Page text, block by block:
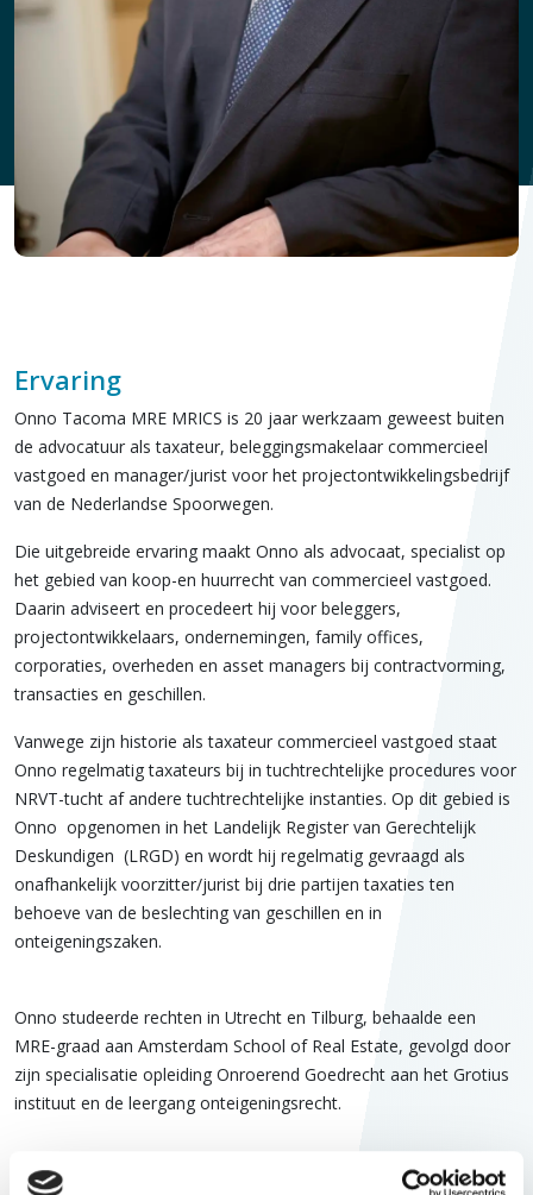
Ervaring
Onno Tacoma MRE MRICS is 20 jaar werkzaam geweest buiten
de advocatuur als taxateur, beleggingsmakelaar commercieel
vastgoed en manager/jurist voor het projectontwikkelingsbedrijf
van de Nederlandse Spoorwegen.
Die uitgebreide ervaring maakt Onno als advocaat, specialist op
het gebied van koop-en huurrecht van commercieel vastgoed.
Daarin adviseert en procedeert hij voor beleggers,
projectontwikkelaars, ondernemingen, family offices,
corporaties, overheden en asset managers bij contractvorming,
transacties en geschillen.
Vanwege zijn historie als taxateur commercieel vastgoed staat
Onno regelmatig taxateurs bij in tuchtrechtelijke procedures voor
NRVT-tucht af andere tuchtrechtelijke instanties. Op dit gebied is
Onno opgenomen in het Landelijk Register van Gerechtelijk
Deskundigen (LRGD) en wordt hij regelmatig gevraagd als
onafhankelijk voorzitter/jurist bij drie partijen taxaties ten
behoeve van de beslechting van geschillen en in
onteigeningszaken.
Onno studeerde rechten in Utrecht en Tilburg, behaalde een
MRE-graad aan Amsterdam School of Real Estate, gevolgd door
zijn specialisatie opleiding Onroerend Goedrecht aan het Grotius
instituut en de leergang onteigeningsrecht.